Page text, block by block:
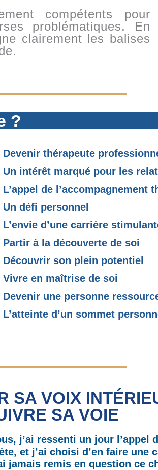
compétents pour
problématiques. En
clairement les balises
?
Devenir thérapeute
Un intérêt marqué pour les
L’appel de l’accompagnement
Un défi personnel
L’envie d’une carrière
Partir à la découverte de soi
Découvrir son plein potentiel
Vivre en maîtrise de soi
Devenir une personne
L’atteinte d’un sommet
SA VOIX
SA VOIE
j’ai ressenti un jour l’appel
et j’ai choisi d’en faire une
jamais remis en question ce